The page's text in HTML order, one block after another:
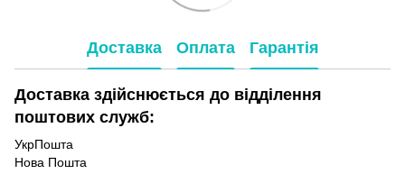
Доставка Оплата Гарантія
Доставка здійснюється до відділення
поштових служб:
УкрПошта
Нова Пошта